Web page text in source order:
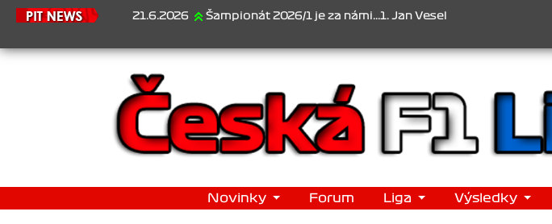
21.6.2026 Šampionát 2026/1 je za námi...1. Jan Veselý , 2. Jan Nováček , 3.
Novinky Forum Liga Výsledky